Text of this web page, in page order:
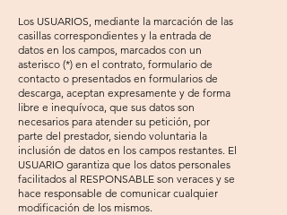
Los USUARIOS, mediante la marcación de las
casillas correspondientes y la entrada de
datos en los campos, marcados con un
asterisco (*) en el contrato, formulario de
contacto o presentados en formularios de
descarga, aceptan expresamente y de forma
libre e inequívoca, que sus datos son
necesarios para atender su petición, por
parte del prestador, siendo voluntaria la
inclusión de datos en los campos restantes. El
USUARIO garantiza que los datos personales
facilitados al RESPONSABLE son veraces y se
hace responsable de comunicar cualquier
modificación de los mismos.